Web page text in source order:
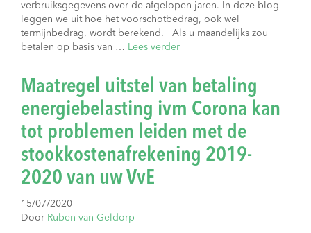
verbruiksgegevens over de afgelopen jaren. In deze blog
leggen we uit hoe het voorschotbedrag, ook wel
termijnbedrag, wordt berekend. Als u maandelijks zou
betalen op basis van … Lees verder
Maatregel uitstel van betaling
energiebelasting ivm Corona kan
tot problemen leiden met de
stookkostenafrekening 2019-
2020 van uw VvE
15/07/2020
Door Ruben van Geldorp